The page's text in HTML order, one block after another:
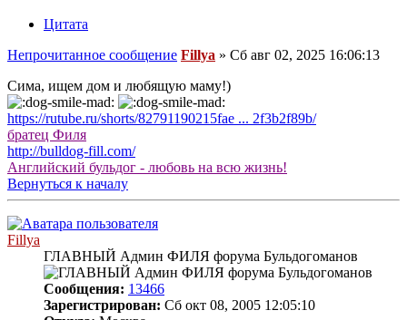
Цитата
Непрочитанное сообщение Fillya » Сб авг 02, 2025 16:06:13
Сима, ищем дом и любящую маму!)
https://rutube.ru/shorts/82791190215fae ... 2f3b2f89b/
братец Филя
http://bulldog-fill.com/
Английский бульдог - любовь на всю жизнь!
Вернуться к началу
Fillya
ГЛАВНЫЙ Админ ФИЛЯ форума Бульдогоманов
Сообщения: 13466
Зарегистрирован: Сб окт 08, 2005 12:05:10